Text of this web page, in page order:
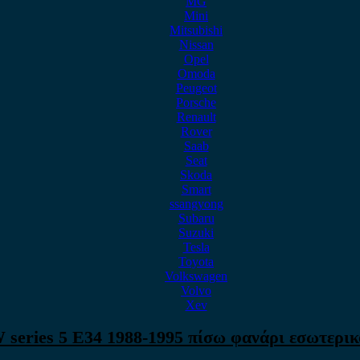
Mini
Mitsubishi
Nissan
Opel
Omoda
Peugeot
Porsche
Renault
Rover
Saab
Seat
Skoda
Smart
ssangyong
Subaru
Suzuki
Tesla
Toyota
Volkswagen
Volvo
Xev
5 E34 1988-1995 πίσω φανάρι